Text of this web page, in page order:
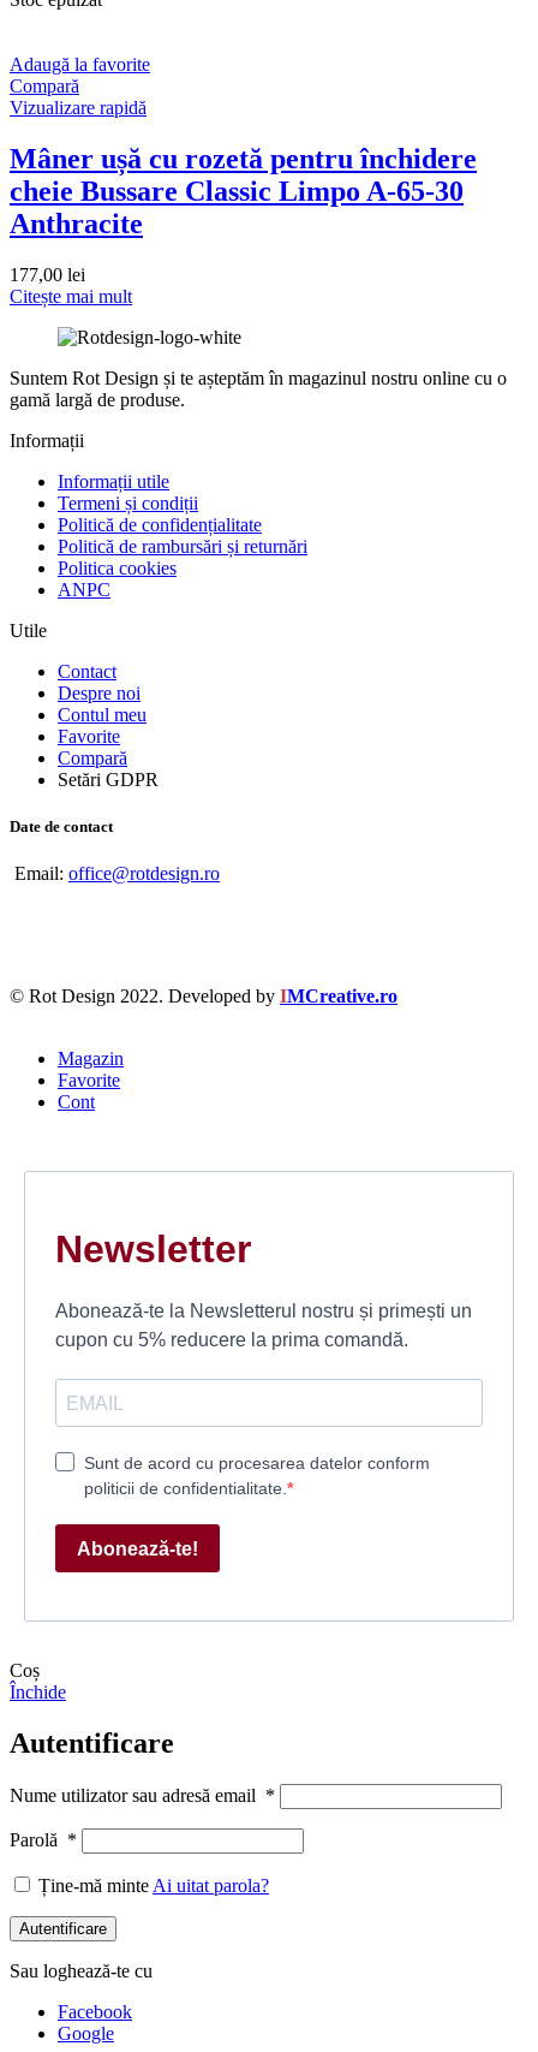
Adaugă la favorite
Compară
Vizualizare rapidă
Mâner ușă cu rozetă pentru închidere
cheie Bussare Classic Limpo A-65-30
Anthracite
177,00 lei
Citește mai mult
Suntem Rot Design și te așteptăm în magazinul nostru online cu o
gamă largă de produse.
Informații
Informații utile
Termeni și condiții
Politică de confidențialitate
Politică de rambursări și returnări
Politica cookies
ANPC
Utile
Contact
Despre noi
Contul meu
Favorite
Compară
Setări GDPR
Date de contact
Email: office@rotdesign.ro
© Rot Design 2022. Developed by IMCreative.ro
Magazin
Favorite
Cont
Newsletter
Abonează-te la Newsletterul nostru și primești un
cupon cu 5% reducere la prima comandă.
Sunt de acord cu procesarea datelor conform
politicii de confidentialitate.
Abonează-te!
Coș
Închide
Autentificare
Nume utilizator sau adresă email *
Parolă *
Ține-mă minte Ai uitat parola?
Autentificare
Sau loghează-te cu
Facebook
Google